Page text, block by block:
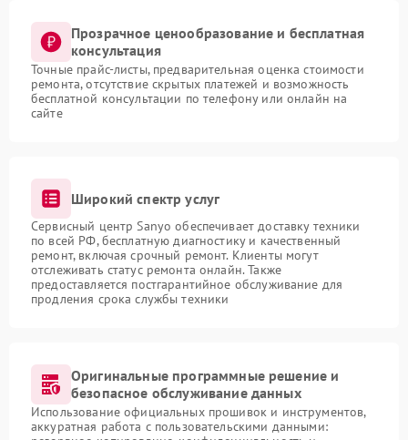
Прозрачное ценообразование и бесплатная
консультация
Точные прайс-листы, предварительная оценка стоимости
ремонта, отсутствие скрытых платежей и возможность
бесплатной консультации по телефону или онлайн на
сайте
Широкий спектр услуг
Сервисный центр Sanyo обеспечивает доставку техники
по всей РФ, бесплатную диагностику и качественный
ремонт, включая срочный ремонт. Клиенты могут
отслеживать статус ремонта онлайн. Также
предоставляется постгарантийное обслуживание для
продления срока службы техники
Оригинальные программные решение и
безопасное обслуживание данных
Использование официальных прошивок и инструментов,
аккуратная работа с пользовательскими данными: